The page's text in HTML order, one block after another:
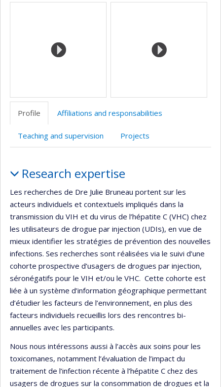
Profile Affiliations and responsabilities
Teaching and supervision Projects
Research expertise
Les recherches de Dre Julie Bruneau portent sur les
acteurs individuels et contextuels impliqués dans la
transmission du VIH et du virus de l’hépatite C (VHC) chez
les utilisateurs de drogue par injection (UDIs), en vue de
mieux identifier les stratégies de prévention des nouvelles
infections. Ses recherches sont réalisées via le suivi d’une
cohorte prospective d’usagers de drogues par injection,
séronégatifs pour le VIH et/ou le VHC. Cette cohorte est
liée à un système d’information géographique permettant
d’étudier les facteurs de l’environnement, en plus des
facteurs individuels recueillis lors des rencontres bi-
annuelles avec les participants.
Nous nous intéressons aussi à l’accès aux soins pour les
toxicomanes, notamment l’évaluation de l’impact du
traitement de l’infection récente à l’hépatite C chez des
usagers de drogues sur la consommation de drogues et la